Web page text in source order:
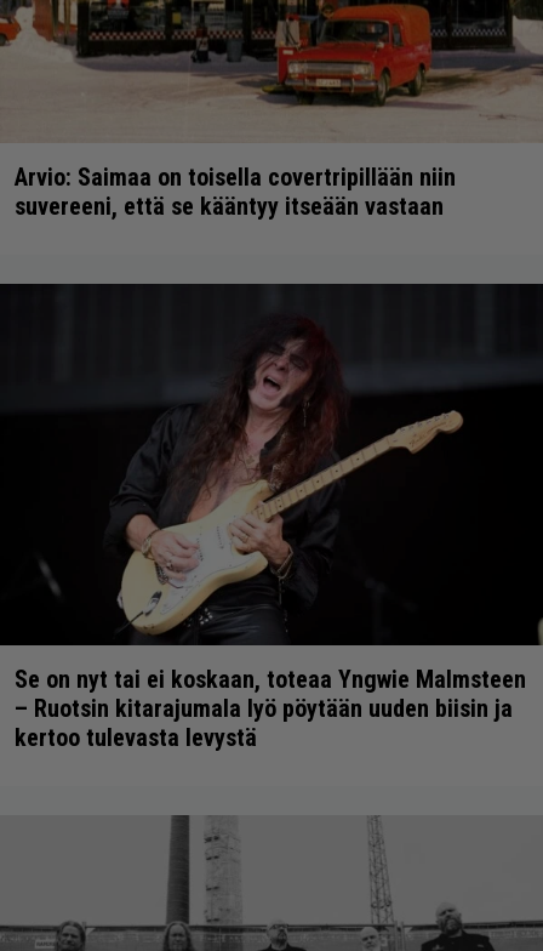
Arvio: Saimaa on toisella covertripillään niin
suvereeni, että se kääntyy itseään vastaan
Se on nyt tai ei koskaan, toteaa Yngwie Malmsteen
– Ruotsin kitarajumala lyö pöytään uuden biisin ja
kertoo tulevasta levystä